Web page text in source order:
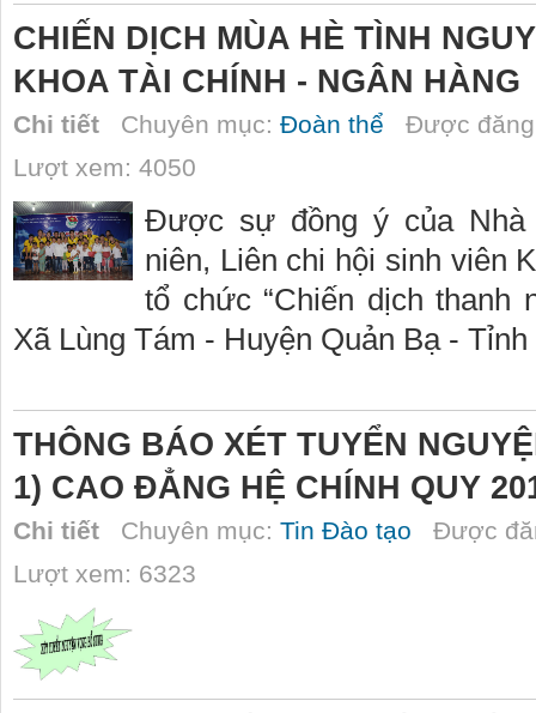
CHIẾN DỊCH MÙA HÈ TÌNH
KHOA TÀI CHÍNH - NGÂN HÀNG
Chi tiết Chuyên mục: Đoàn thể Được
Lượt xem: 4050
Được sự đồng ý của Nhà
niên, Liên chi hội sinh viên
tổ chức “Chiến dịch thanh
Xã Lùng Tám - Huyện Quản Bạ -
THÔNG BÁO XÉT TUYỂN
1) CAO ĐẲNG HỆ CHÍNH QUY
Chi tiết Chuyên mục: Tin Đào tạo Được
Lượt xem: 6323